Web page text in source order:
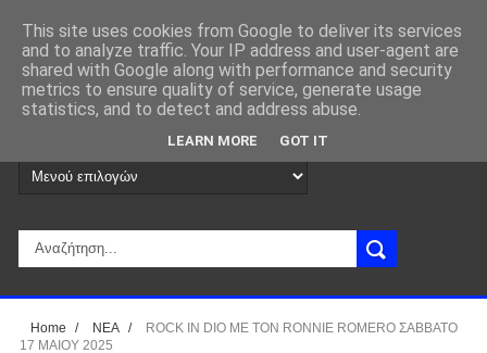
Home / ΝΕΑ /
ROCK IN DIO ME TON RONNIE ROMERO ΣΑΒΒΑΤΟ
17 ΜΑΙΟΥ 2025
This site uses cookies from Google to deliver its services
and to analyze traffic. Your IP address and user-agent are
shared with Google along with performance and security
metrics to ensure quality of service, generate usage
statistics, and to detect and address abuse.
LEARN MORE GOT IT